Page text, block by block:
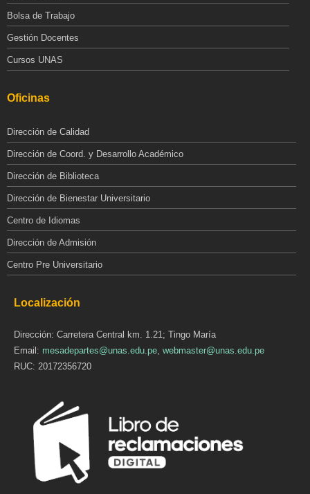
Bolsa de Trabajo
Gestión Docentes
Cursos UNAS
Oficinas
Dirección de Calidad
Dirección de Coord. y Desarrollo Académico
Dirección de Biblioteca
Dirección de Bienestar Universitario
Centro de Idiomas
Dirección de Admisión
Centro Pre Universitario
Localización
Dirección: Carretera Central km. 1.21; Tingo María
Email: mesadepartes@unas.edu.pe webmaster@unas.edu.pe
RUC: 20172356720